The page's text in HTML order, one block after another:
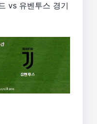
vs 유벤투스 경기